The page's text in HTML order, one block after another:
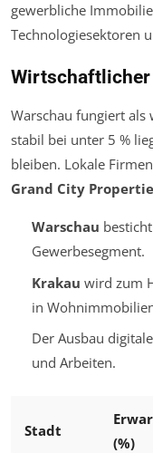
gewerbliche
Technologiesektoren
Warschau fungiert
stabil bei unter 5 %
bleiben. Lokale
Grand City
Warschau
Gewerbesegment.
Krakau wird zum
in
Der Ausbau
und Arbeiten.
Stadt
(%)